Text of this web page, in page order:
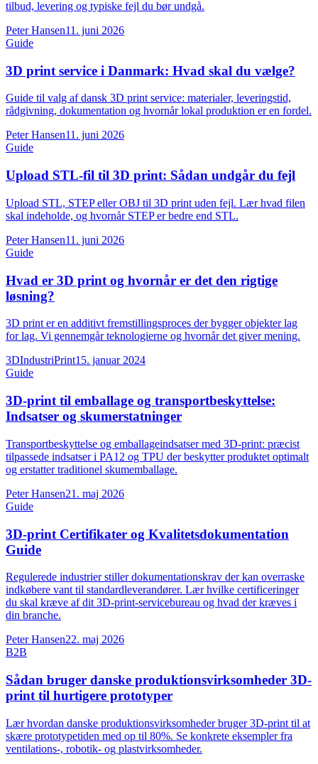
tilbud, levering og typiske fejl du bør undgå.
Peter Hansen11. juni 2026
Guide
3D print service i Danmark: Hvad skal du vælge?
Guide til valg af dansk 3D print service: materialer, leveringstid,
rådgivning, dokumentation og hvornår lokal produktion er en fordel.
Peter Hansen11. juni 2026
Guide
Upload STL-fil til 3D print: Sådan undgår du fejl
Upload STL, STEP eller OBJ til 3D print uden fejl. Lær hvad filen
skal indeholde, og hvornår STEP er bedre end STL.
Peter Hansen11. juni 2026
Guide
Hvad er 3D print og hvornår er det den rigtige
løsning?
3D print er en additivt fremstillingsproces der bygger objekter lag
for lag. Vi gennemgår teknologierne og hvornår det giver mening.
3DIndustriPrint15. januar 2024
Guide
3D-print til emballage og transportbeskyttelse:
Indsatser og skumerstatninger
Transportbeskyttelse og emballageindsatser med 3D-print: præcist
tilpassede indsatser i PA12 og TPU der beskytter produktet optimalt
og erstatter traditionel skumemballage.
Peter Hansen21. maj 2026
Guide
3D-print Certifikater og Kvalitetsdokumentation
Guide
Regulerede industrier stiller dokumentationskrav der kan overraske
indkøbere vant til standardleverandører. Lær hvilke certificeringer
du skal kræve af dit 3D-print-servicebureau og hvad der kræves i
din branche.
Peter Hansen22. maj 2026
B2B
Sådan bruger danske produktionsvirksomheder 3D-
print til hurtigere prototyper
Lær hvordan danske produktionsvirksomheder bruger 3D-print til at
skære prototypetiden med op til 80%. Se konkrete eksempler fra
ventilations-, robotik- og plastvirksomheder.